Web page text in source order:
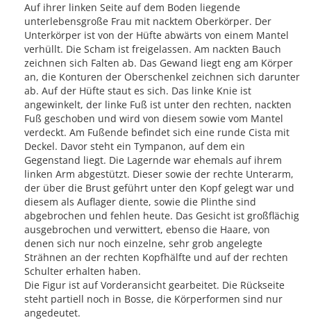
Auf ihrer linken Seite auf dem Boden liegende
unterlebensgroße Frau mit nacktem Oberkörper. Der
Unterkörper ist von der Hüfte abwärts von einem Mantel
verhüllt. Die Scham ist freigelassen. Am nackten Bauch
zeichnen sich Falten ab. Das Gewand liegt eng am Körper
an, die Konturen der Oberschenkel zeichnen sich darunter
ab. Auf der Hüfte staut es sich. Das linke Knie ist
angewinkelt, der linke Fuß ist unter den rechten, nackten
Fuß geschoben und wird von diesem sowie vom Mantel
verdeckt. Am Fußende befindet sich eine runde Cista mit
Deckel. Davor steht ein Tympanon, auf dem ein
Gegenstand liegt. Die Lagernde war ehemals auf ihrem
linken Arm abgestützt. Dieser sowie der rechte Unterarm,
der über die Brust geführt unter den Kopf gelegt war und
diesem als Auflager diente, sowie die Plinthe sind
abgebrochen und fehlen heute. Das Gesicht ist großflächig
ausgebrochen und verwittert, ebenso die Haare, von
denen sich nur noch einzelne, sehr grob angelegte
Strähnen an der rechten Kopfhälfte und auf der rechten
Schulter erhalten haben.
Die Figur ist auf Vorderansicht gearbeitet. Die Rückseite
steht partiell noch in Bosse, die Körperformen sind nur
angedeutet.